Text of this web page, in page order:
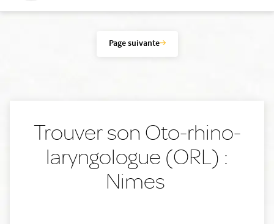
Page suivante
Trouver son Oto-rhino-
laryngologue (ORL) :
Nimes